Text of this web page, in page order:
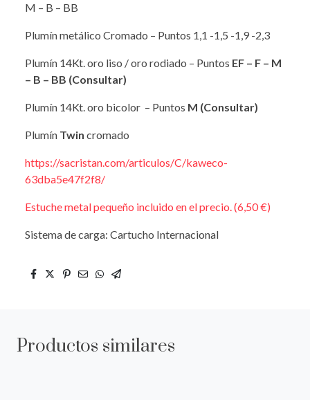
M – B – BB
Plumín metálico Cromado – Puntos 1,1 -1,5 -1,9 -2,3
Plumín 14Kt. oro liso / oro rodiado – Puntos EF – F – M
– B – BB (Consultar)
Plumín 14Kt. oro bicolor – Puntos M (Consultar)
Plumín Twin cromado
https://sacristan.com/articulos/C/kaweco-
63dba5e47f2f8/
Estuche metal pequeño incluido en el precio. (6,50 €)
Sistema de carga: Cartucho Internacional
Productos similares